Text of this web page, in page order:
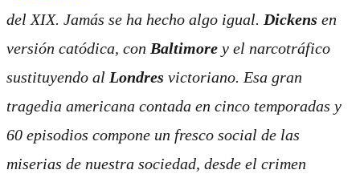
del XIX. Jamás se ha hecho algo igual. Dickens en
versión catódica, con Baltimore y el narcotráfico
sustituyendo al Londres victoriano. Esa gran
tragedia americana contada en cinco temporadas y
60 episodios compone un fresco social de las
miserias de nuestra sociedad, desde el crimen